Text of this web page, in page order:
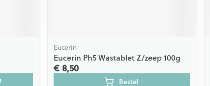
Eucerin
Eucerin Ph5 Wastablet Z/zeep 100g
€ 8,50
Bestel